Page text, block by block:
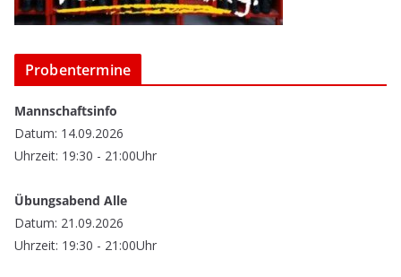
Probentermine
Mannschaftsinfo
Datum: 14.09.2026
Uhrzeit: 19:30 - 21:00Uhr
Übungsabend Alle
Datum: 21.09.2026
Uhrzeit: 19:30 - 21:00Uhr